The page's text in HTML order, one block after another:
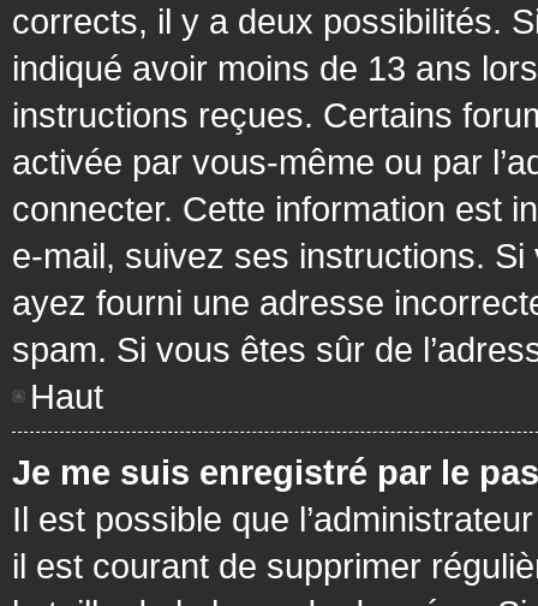
corrects, il y a deux possibilités.
indiqué avoir moins de 13 ans
instructions reçues. Certains
activée par vous-même ou par
connecter. Cette information est
e-mail, suivez ses instructions. Si
ayez fourni une adresse
spam. Si vous êtes sûr de
Haut
Je me suis enregistré par le
Il est possible que
il est courant de supprimer